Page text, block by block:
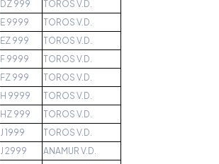
DZ 999
TOROS V.D.
E 9999
TOROS V.D.
EZ 999
TOROS V.D.
F 9999
TOROS V.D.
FZ 999
TOROS V.D.
H 9999
TOROS V.D.
HZ 999
TOROS V.D.
J 1999
TOROS V.D.
J 2999
ANAMUR V.D.